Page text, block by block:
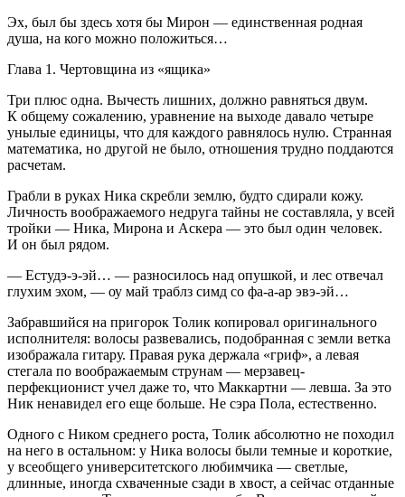
Эх, был бы здесь хотя бы Мирон — единственная родная
душа, на кого можно положиться…
Глава 1. Чертовщина из «ящика»
Три плюс одна. Вычесть лишних, должно равняться двум.
К общему сожалению, уравнение на выходе давало четыре
унылые единицы, что для каждого равнялось нулю. Странная
математика, но другой не было, отношения трудно поддаются
расчетам.
Грабли в руках Ника скребли землю, будто сдирали кожу.
Личность воображаемого недруга тайны не составляла, у всей
тройки — Ника, Мирона и Аскера — это был один человек.
И он был рядом.
— Естудэ-э-эй… — разносилось над опушкой, и лес отвечал
глухим эхом, — оу май траблз симд со фа-а-ар эвэ-эй…
Забравшийся на пригорок Толик копировал оригинального
исполнителя: волосы развевались, подобранная с земли ветка
изображала гитару. Правая рука держала «гриф», а левая
стегала по воображаемым струнам — мерзавец-
перфекционист учел даже то, что Маккартни — левша. За это
Ник ненавидел его еще больше. Не сэра Пола, естественно.
Одного с Ником среднего роста, Толик абсолютно не походил
на него в остальном: у Ника волосы были темные и короткие,
у всеобщего университетского любимчика — светлые,
длинные, иногда схваченные сзади в хвост, а сейчас отданные